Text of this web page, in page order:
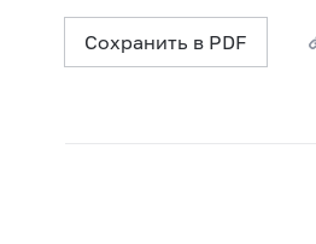
Сохранить в PDF